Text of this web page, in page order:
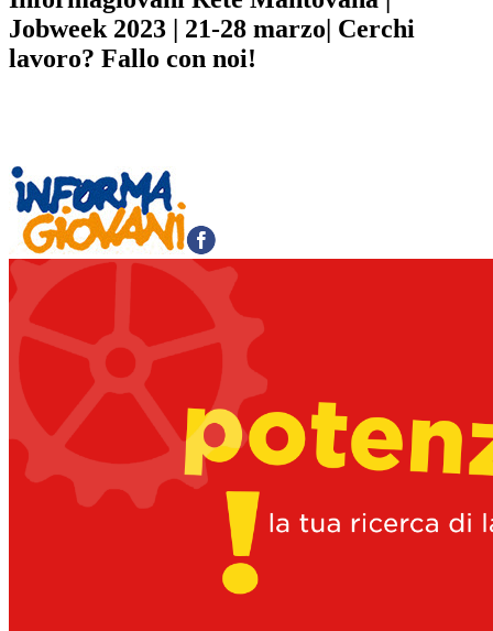
Jobweek 2023 | 21-28 marzo| Cerchi
lavoro? Fallo con noi!